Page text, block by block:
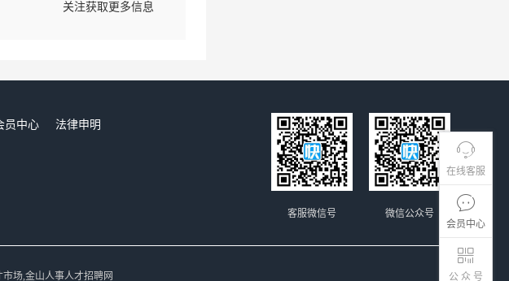
在线客服
会员中心
公 众 号
关注获取更多信息
员中心
法律申明
微信公众号
客服微信号
场,金山人事人才招聘网